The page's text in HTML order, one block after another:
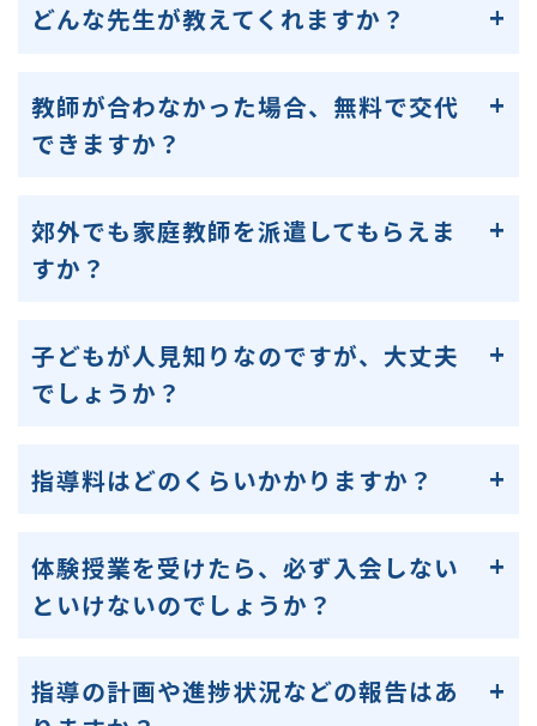
どんな先生が教えてくれますか？
教師が合わなかった場合、無料で交代
できますか？
郊外でも家庭教師を派遣してもらえま
すか？
子どもが人見知りなのですが、大丈夫
でしょうか？
指導料はどのくらいかかりますか？
体験授業を受けたら、必ず入会しない
といけないのでしょうか？
指導の計画や進捗状況などの報告はあ